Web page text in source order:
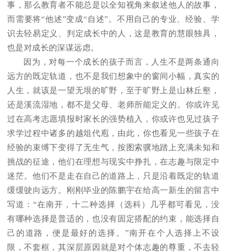
事，那么教育者不能总是以全知视角来叙述他人的故事，
而需要将“他述”变成“自述”。不用自己的专业、经验、学
识去轻易定义、判定成长中的人，这是教育的慧眼独具，
也是对成长的深谋远虑。
因为，对每一个成长的孩子而言，人生不是两条通向
远方的既定轨道，也不是我们想象中的窗间小幅，真实的
人生，就该是一望无垠的旷野，至于旷野上是山林丘壑，
还是溪流湿地，都不是父母、老师所能定义的。你或许见
过在高考志愿填报时家长的强势植入，你或许也见过孩子
求学过程中诸多的越俎代庖，由此，你也看见一些孩子在
经验的束缚下变得了无生气，按图索骥地踏上充满未知和
挑战的征途，他们在理想与现实中挣扎，在志趣与限定中
迷茫。他们不是走在自己的道路上，只是沿着既定的轨道
缓缓驶向远方。刚刚毕业的陈鹏宇在给高一新生的留言中
写道：“在南开，十二种选择（选科）几乎都可看见，没
有哪种选择是普适的，也没有固定搭配的约束，能选择自
己的道路，便是最好的选择。”南开在个人选择上不设
限，不套框，其深层原因就是对个体志趣的尊重，不去轻